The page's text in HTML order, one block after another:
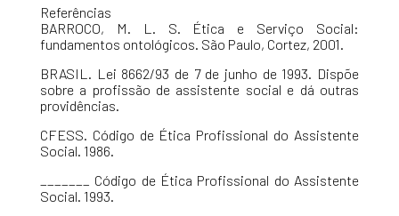
Referências
BARROCO, M. L. S. Ética e Serviço Social:
fundamentos ontológicos. São Paulo, Cortez, 2001.
BRASIL. Lei 8662/93 de 7 de junho de 1993. Dispõe
sobre a profissão de assistente social e dá outras
providências.
CFESS. Código de Ética Profissional do Assistente
Social. 1986.
_______ Código de Ética Profissional do Assistente
Social. 1993.